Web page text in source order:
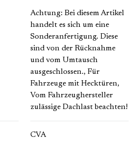
Achtung: Bei diesem Artikel
handelt es sich um eine
Sonderanfertigung. Diese
sind von der Rücknahme
und vom Umtausch
ausgeschlossen., Für
Fahrzeuge mit Hecktüren,
Vom Fahrzeughersteller
zulässige Dachlast beachten!
CVA